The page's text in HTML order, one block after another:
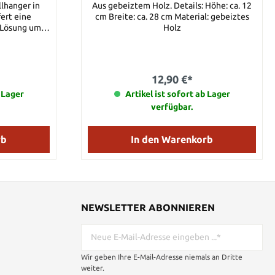
in
eine
um
Mit
um
zu
um die
Aus gebeiztem Holz. Details: Höhe: ca. 12
cm Breite: ca. 28 cm Material: gebeiztes
Holz
12,90 €*
Artikel ist sofort ab Lager
verfügbar.
In den Warenkorb
NEWSLETTER ABONNIEREN
Wir geben Ihre E-Mail-Adresse niemals an Dritte
weiter.